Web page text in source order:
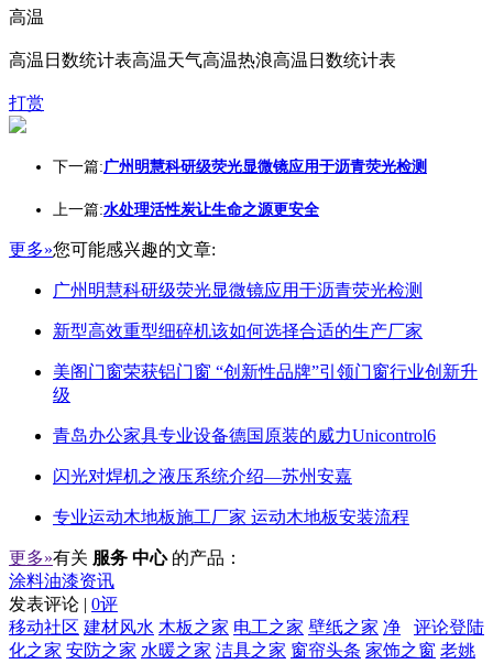
高温
高温日数统计表高温天气高温热浪高温日数统计表
打赏
下一篇:广州明慧科研级荧光显微镜应用于沥青荧光检测
上一篇:水处理活性炭让生命之源更安全
更多»您可能感兴趣的文章:
广州明慧科研级荧光显微镜应用于沥青荧光检测
新型高效重型细碎机该如何选择合适的生产厂家
美阁门窗荣获铝门窗 “创新性品牌”引领门窗行业创新升
级
青岛办公家具专业设备德国原装的威力Unicontrol6
闪光对焊机之液压系统介绍—苏州安嘉
专业运动木地板施工厂家 运动木地板安装流程
更多»有关 服务 中心 的产品：
涂料油漆资讯
发表评论 | 0评
评论登陆
移动社区 建材风水 木板之家 电工之家 壁纸之家 净
化之家 安防之家 水暖之家 洁具之家 窗帘头条 家饰之窗 老姚